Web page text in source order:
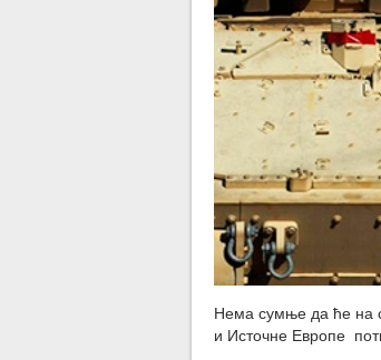
Нема сумње да ће на
и Источне Европе